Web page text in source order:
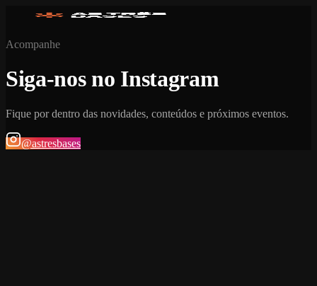
Acompanhe
Siga-nos no Instagram
Fique por dentro das novidades, conteúdos e próximos eventos.
@astresbases